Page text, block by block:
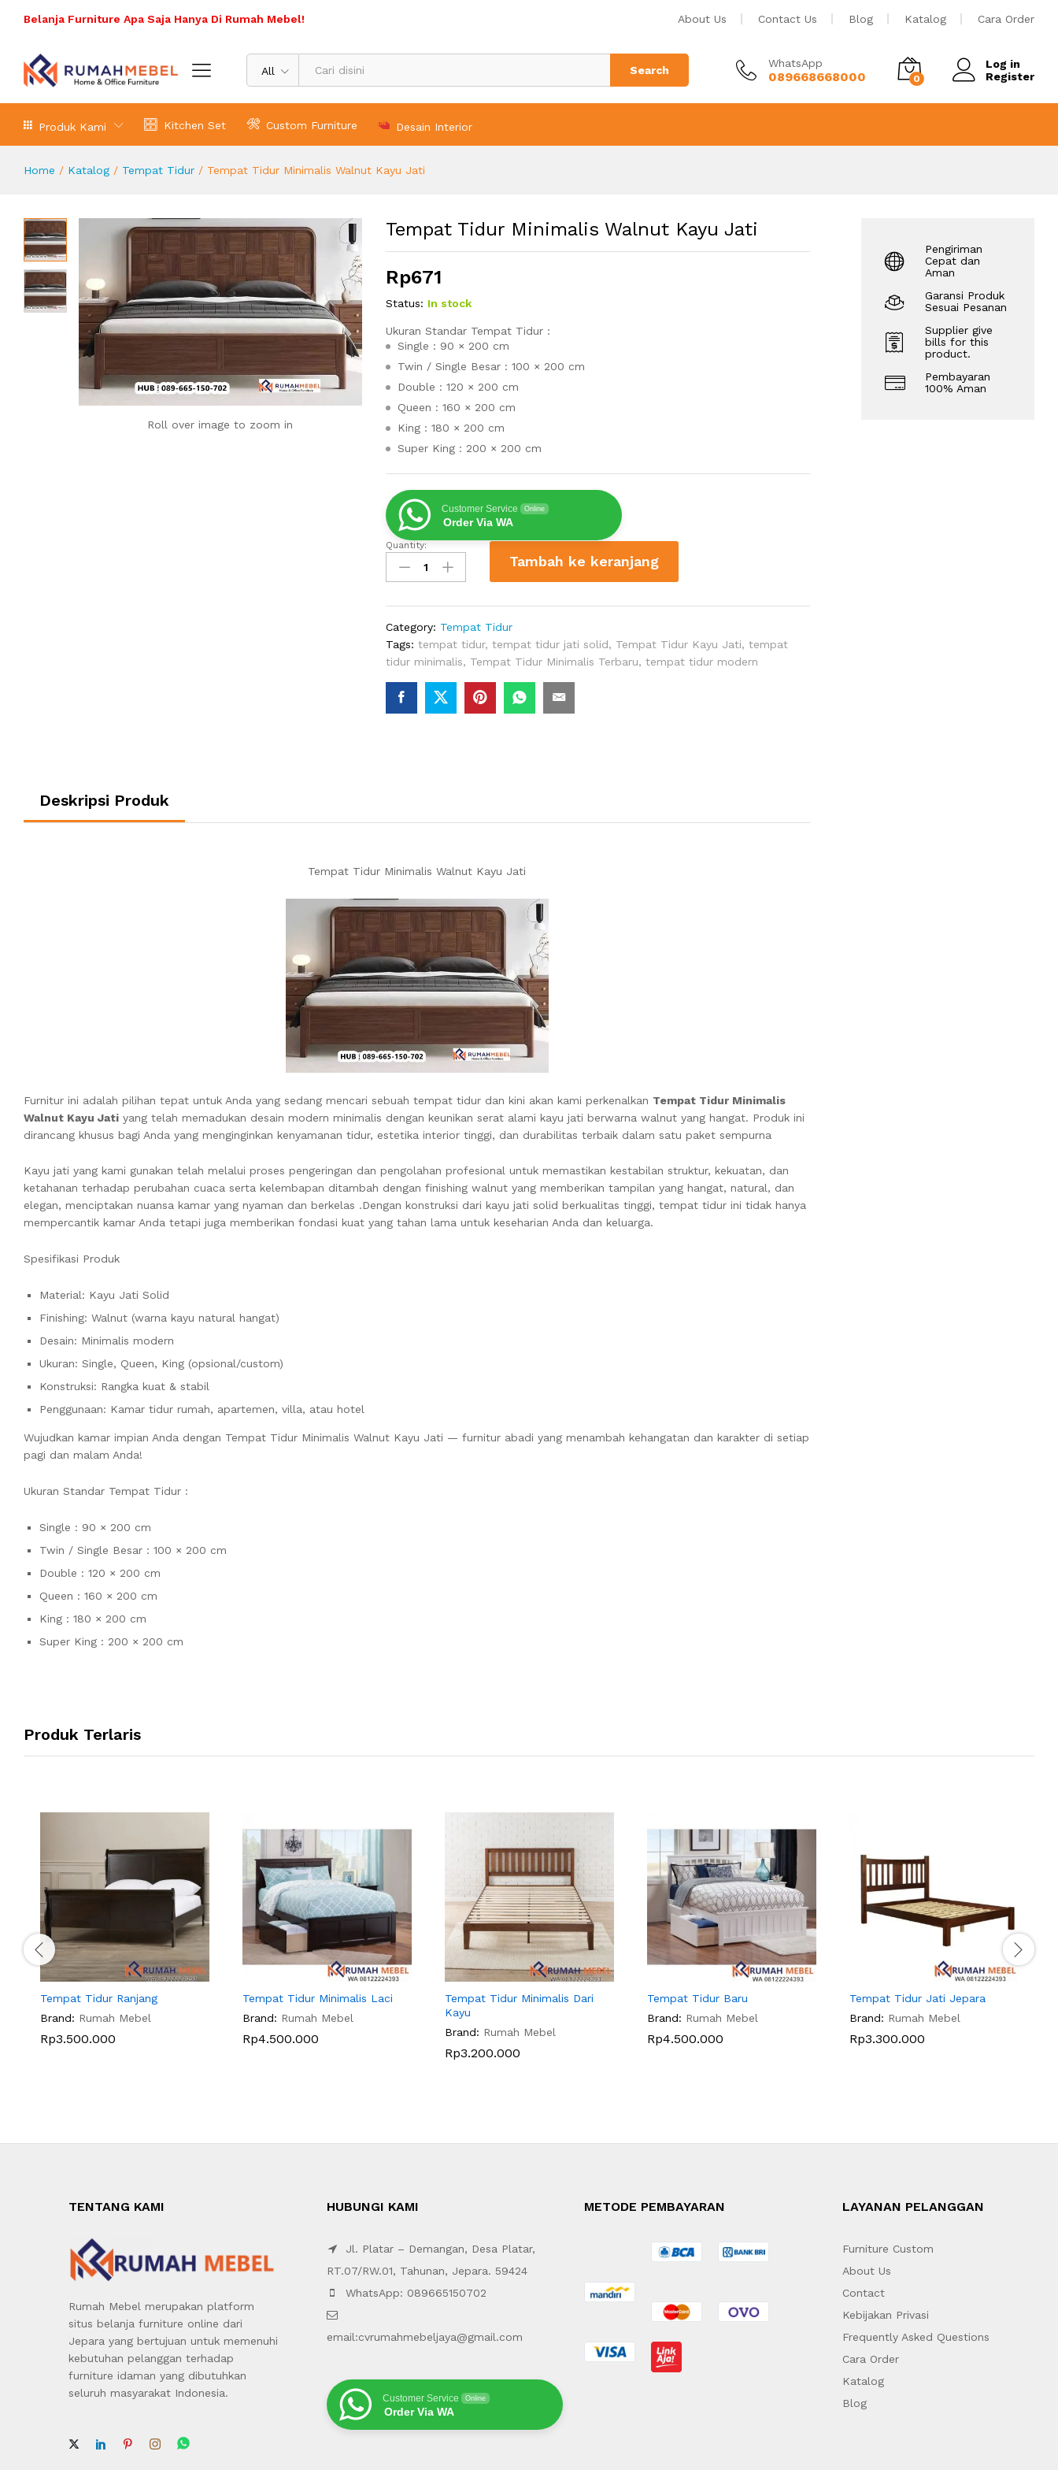
Belanja Furniture Apa Saja Hanya Di Rumah Mebel! About Us Contact Us Blog Katalog Cara Order
All Search
WhatsApp
089668668000 0
Log in
Register
Produk Kami Kitchen Set Custom Furniture Desain Interior
Home / Katalog / Tempat Tidur / Tempat Tidur Minimalis Walnut Kayu Jati
Roll over image to zoom in
Tempat Tidur Minimalis Walnut Kayu Jati
Rp671
Status: In stock
Ukuran Standar Tempat Tidur :
Single : 90 × 200 cm
Twin / Single Besar : 100 × 200 cm
Double : 120 × 200 cm
Queen : 160 × 200 cm
King : 180 × 200 cm
Super King : 200 × 200 cm
Customer Service Online
Order Via WA
Tempat
Tidur
Minimalis
Jati
quantity
Quantity:
Tambah ke keranjang
Category: Tempat Tidur
Tags: tempat tidur, tempat tidur jati solid, Tempat Tidur Kayu Jati, tempat
tidur minimalis, Tempat Tidur Minimalis Terbaru, tempat tidur modern
Deskripsi Produk
Tempat Tidur Minimalis Walnut Kayu Jati
Furnitur ini adalah pilihan tepat untuk Anda yang sedang mencari sebuah tempat tidur dan kini akan kami perkenalkan Tempat Tidur Minimalis
Walnut Kayu Jati yang telah memadukan desain modern minimalis dengan keunikan serat alami kayu jati berwarna walnut yang hangat. Produk ini
dirancang khusus bagi Anda yang menginginkan kenyamanan tidur, estetika interior tinggi, dan durabilitas terbaik dalam satu paket sempurna
Kayu jati yang kami gunakan telah melalui proses pengeringan dan pengolahan profesional untuk memastikan kestabilan struktur, kekuatan, dan
ketahanan terhadap perubahan cuaca serta kelembapan ditambah dengan finishing walnut yang memberikan tampilan yang hangat, natural, dan
elegan, menciptakan nuansa kamar yang nyaman dan berkelas .Dengan konstruksi dari kayu jati solid berkualitas tinggi, tempat tidur ini tidak hanya
mempercantik kamar Anda tetapi juga memberikan fondasi kuat yang tahan lama untuk keseharian Anda dan keluarga.
Spesifikasi Produk
Material: Kayu Jati Solid
Finishing: Walnut (warna kayu natural hangat)
Desain: Minimalis modern
Ukuran: Single, Queen, King (opsional/custom)
Konstruksi: Rangka kuat & stabil
Penggunaan: Kamar tidur rumah, apartemen, villa, atau hotel
Wujudkan kamar impian Anda dengan Tempat Tidur Minimalis Walnut Kayu Jati — furnitur abadi yang menambah kehangatan dan karakter di setiap
pagi dan malam Anda!
Ukuran Standar Tempat Tidur :
Single : 90 × 200 cm
Twin / Single Besar : 100 × 200 cm
Double : 120 × 200 cm
Queen : 160 × 200 cm
King : 180 × 200 cm
Super King : 200 × 200 cm
Pengiriman
Cepat dan
Aman
Garansi Produk
Sesuai Pesanan
Supplier give
bills for this
product.
Pembayaran
100% Aman
Produk Terlaris
Tempat Tidur Ranjang
Brand: Rumah Mebel
Rp3.500.000
Tempat Tidur Minimalis Laci
Brand: Rumah Mebel
Rp4.500.000
Tempat Tidur Minimalis Dari
Kayu
Brand: Rumah Mebel
Rp3.200.000
Tempat Tidur Baru
Brand: Rumah Mebel
Rp4.500.000
Tempat Tidur Jati Jepara
Brand: Rumah Mebel
Rp3.300.000
TENTANG KAMI
Rumah Mebel merupakan platform
situs belanja furniture online dari
Jepara yang bertujuan untuk memenuhi
kebutuhan pelanggan terhadap
furniture idaman yang dibutuhkan
seluruh masyarakat Indonesia.
HUBUNGI KAMI
Jl. Platar – Demangan, Desa Platar,
RT.07/RW.01, Tahunan, Jepara. 59424
WhatsApp: 089665150702
email:cvrumahmebeljaya@gmail.com
Customer Service Online
Order Via WA
METODE PEMBAYARAN LAYANAN PELANGGAN
Furniture Custom
About Us
Contact
Kebijakan Privasi
Frequently Asked Questions
Cara Order
Katalog
Blog
Deskripsi Produk
Rp671 Tambah ke keranjang